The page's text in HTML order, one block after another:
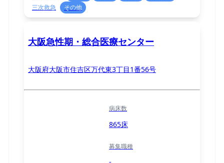
三次救急
その他
大阪急性期・総合医療センター
大阪府大阪市住吉区万代東3丁目1番56号
病床数
865床
募集職種